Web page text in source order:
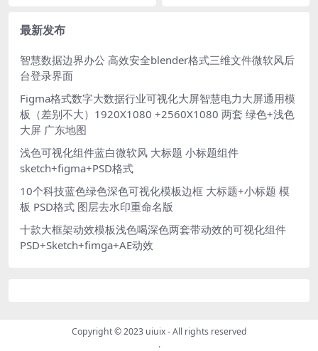
最新发布
智慧数据边界办公 高效安全blender格式三维文件微软风后
台登录界面
Figma格式数字大数据行业可视化大屏智慧电力大屏通用模
板（差别不大）1920X1080 +2560X1080 两套 绿色+浅色
大屏 广东地图
浅色可视化组件蓝白微软风 大标题 小标题组件
sketch+figma+PSD格式
10个科技蓝色绿色深色可视化模板边框 大标题+小标题 模
板 PSD格式 图层去水印重命名版
十款大框架动效模板浅色喝深色两套带动效的可视化组件
PSD+Sketch+fimga+AE动效
Copyright © 2023 uiuix- All rights reserved
.